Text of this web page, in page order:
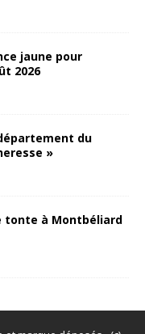
jaune pour
2026
du
»
tonte à Montbéliard